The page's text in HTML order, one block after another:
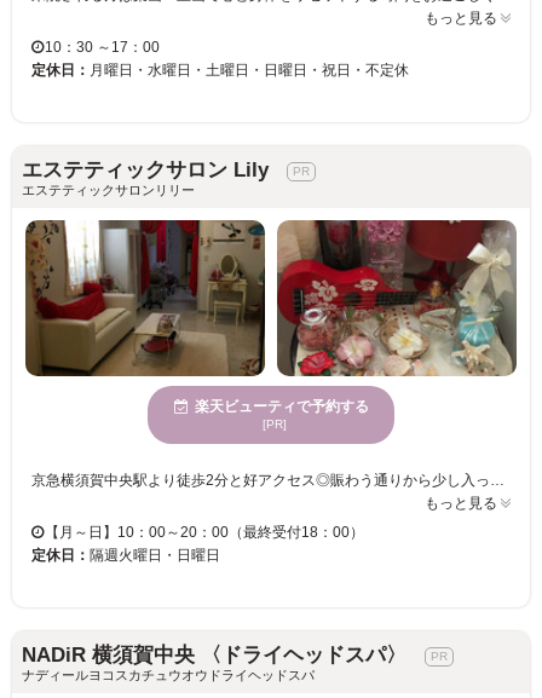
もっと見る
10：30 ～17：00
定休日： 月曜日・水曜日・土曜日・日曜日・祝日・不定休
エステティックサロン Lily
エステティックサロンリリー
楽天ビューティで予約する
[PR]
京急横須賀中央駅より徒歩2分と好アクセス◎賑わう通りから少し入った路地裏に構える隠れ家サロン【エステティックサロン Lily】2階にある店内は白をベースに差し色の赤が映える大人可愛いキュートな内装で乙女心をくすぐります♪心地の良いハワイアンソングとゆったりと寛げる空間に癒されながら“キレイ”を磨けます☆ 全ての女性に共通する“美しくなりたい”願いに美への飽くなき探求心を持つ凄腕スタッフが全力でサポート！“オールハンド×最新マシン”のWアタックで美肌＆美BODYを叶えてくれます☆ 【Lilyイチオシ☆骨美容でほうれい線対策＆すっきり小顔に♪】 顔の歪みを矯正することで身体の不調が改善◎骨と皮膚の間にあるリンパを流し、不純物を排出させる効果のある「骨美容」。アゴから耳のラインを骨に沿ってググーっとマッサージする事でフェイスラインが引き上がり、気になるほうれい線にもGOOD◎ 毎日頑張っている自分へのご褒美にピッタリなサロン【エステティックサロン Lily】で至福の時間をお過ごしください…♪
もっと見る
【月～日】10：00～20：00（最終受付18：00）
定休日： 隔週火曜日・日曜日
NADiR 横須賀中央 〈ドライヘッドスパ〉
ナディールヨコスカチュウオウドライヘッドスパ